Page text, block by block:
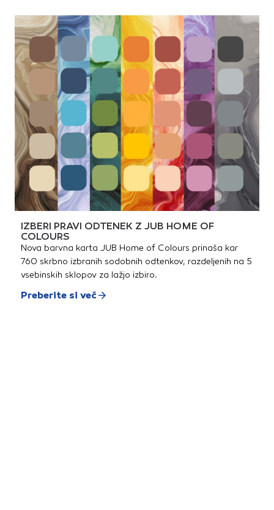
IZBERI PRAVI ODTENEK Z JUB HOME OF
COLOURS
Nova barvna karta JUB Home of Colours prinaša kar
760 skrbno izbranih sodobnih odtenkov, razdeljenih na 5
vsebinskih sklopov za lažjo izbiro.
Preberite si več